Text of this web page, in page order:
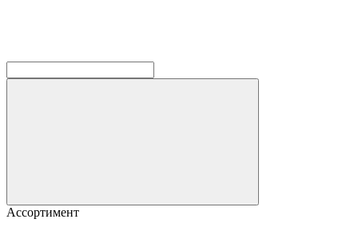
Ассортимент